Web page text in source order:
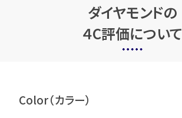
ダイヤモンドの
４C評価について
Color（カラー）